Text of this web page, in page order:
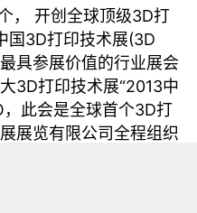
， 开创全球顶级3D打
国3D打印技术展(3D
具参展价值的行业展会
3D打印技术展“2013中
，此会是全球首个3D打
展览有限公司全程组织